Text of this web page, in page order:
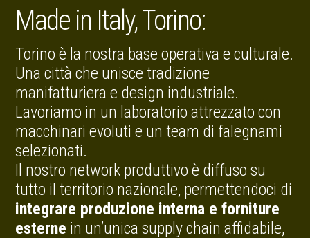
Made in Italy, Torino:
Torino è la nostra base operativa e culturale.
Una città che unisce tradizione
manifatturiera e design industriale.
Lavoriamo in un laboratorio attrezzato con
macchinari evoluti e un team di falegnami
selezionati.
Il nostro network produttivo è diffuso su
tutto il territorio nazionale, permettendoci di
integrare produzione interna e forniture
esterne in un’unica supply chain affidabile,